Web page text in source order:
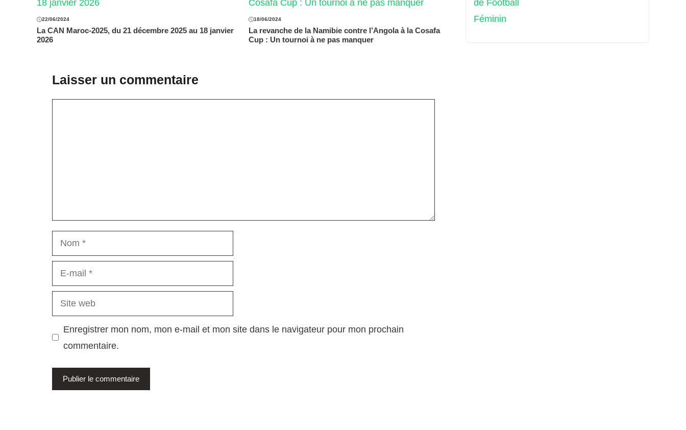
22/06/2024
La CAN Maroc-2025, du 21 décembre 2025 au 18 janvier
2026
18/06/2024
La revanche de la Namibie contre l’Angola à la Cosafa
Cup : Un tournoi à ne pas manquer
Laisser un commentaire
Nom
mail
Site
web
Enregistrer mon nom, mon e-mail et mon site dans le navigateur pour mon prochain
commentaire.